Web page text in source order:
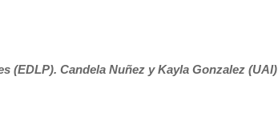
(EDLP). Candela Nuñez y Kayla Gonzalez (UAI)